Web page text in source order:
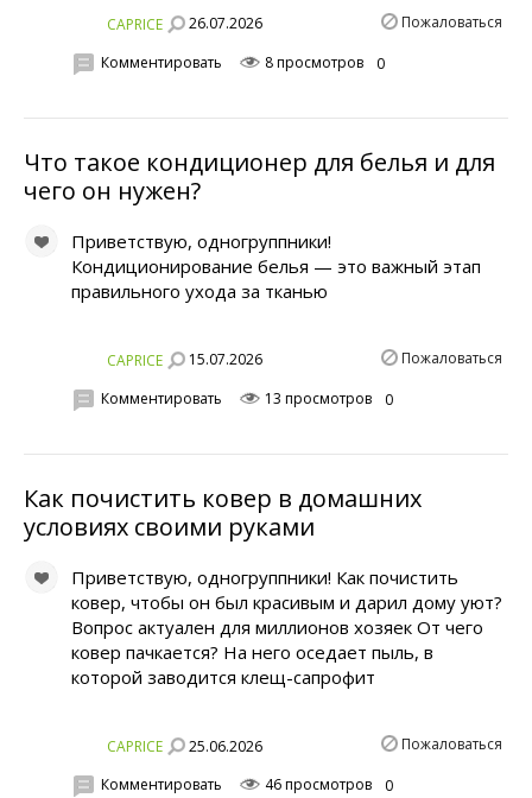
CAPRICE 26.07.2026 Пожаловаться
Комментировать 8 просмотров 0
Что такое кондиционер для белья и для
чего он нужен?
Приветствую, одногруппники!
Кондиционирование белья — это важный этап
правильного ухода за тканью
CAPRICE 15.07.2026 Пожаловаться
Комментировать 13 просмотров 0
Как почистить ковер в домашних
условиях своими руками
Приветствую, одногруппники! Как почистить
ковер, чтобы он был красивым и дарил дому уют?
Вопрос актуален для миллионов хозяек От чего
ковер пачкается? На него оседает пыль, в
которой заводится клещ-сапрофит
CAPRICE 25.06.2026 Пожаловаться
Комментировать 46 просмотров 0